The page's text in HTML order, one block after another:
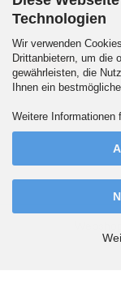
Technologien
Wir verwenden
Drittanbietern, um die
gewährleisten, die
Ihnen ein
Weitere Informationen
Versandpartner
Wir versenden auch an